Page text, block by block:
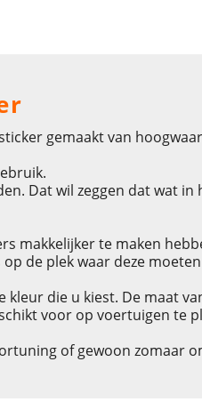
gemaakt van
Dat wil zeggen dat wat
makkelijker te maken
de plek waar deze
kleur die u kiest. De maat
voor op voertuigen te
of gewoon zomaar